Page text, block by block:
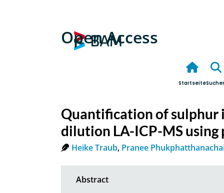
Open Access
Startseite
Quantification of sulphur
dilution LA-ICP-MS
Heike Traub, Pranee